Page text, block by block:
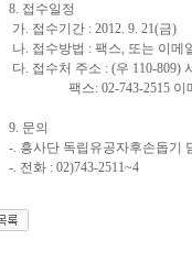
8. 접수일정
가. 접수기간 : 2012. 9. 21(금)
나. 접수방법 : 팩스, 또는 이메
다. 접수처 주소 : (우 110-809)
팩스: 02-743-2515 이
9. 문의
-. 흥사단 독립유공자후손돕기
-. 전화 : 02)743-2511~4